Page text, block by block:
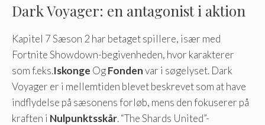
Dark Voyager: en antagonist i aktion
Kapitel 7 Sæson 2 har betaget spillere, især med
Fortnite Showdown-begivenheden, hvor karakterer
som f.eks.Iskonge OgFondenvar i søgelyset. Dark
Voyager er i mellemtiden blevet beskrevet som at have
indflydelse på sæsonens forløb, mens den fokuserer på
kraften i Nulpunktsskår. “The Shards United”-